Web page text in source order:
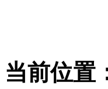
当前位置